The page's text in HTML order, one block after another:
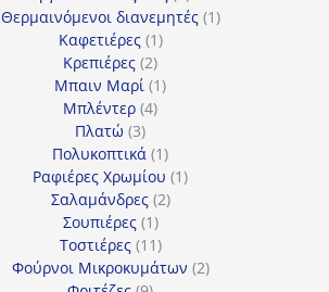
προϊόντα
Θερμαινόμενοι διανεμητές 11
Καφετιέρες 11
προϊόν
Κρεπιέρες 22
προϊόντα
Μπαιν Μαρί 11
Μπλέντερ 44
Πλατώ 33
προϊόντα
Πολυκοπτικά 11
προϊόν
Ραφιέρες Χρωμίου 11
Σαλαμάνδρες 22
Σουπιέρες 11
προϊόν
Τοστιέρες 1111
προϊόντα
Φούρνοι Μικροκυμάτων 22